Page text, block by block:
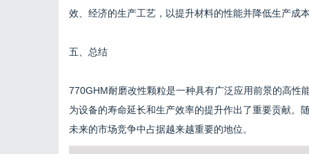
效、经济的生产工艺，以提升材料的性能并降低生产成
五、总结
770GHM耐磨改性颗粒是一种具有广泛应用前景的高性
为设备的寿命延长和生产效率的提升作出了重要贡献。
未来的市场竞争中占据越来越重要的地位。